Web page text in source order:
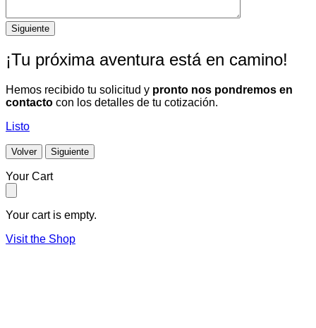
¡Tu próxima aventura está en camino!
Hemos recibido tu solicitud y pronto nos pondremos en
contacto con los detalles de tu cotización.
Listo
Volver Siguiente
Your Cart
Your cart is empty.
Visit the Shop